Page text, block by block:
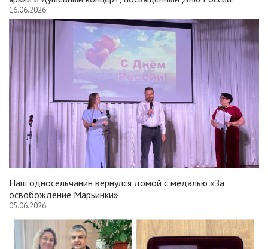
16.06.2026
Наш односельчанин вернулся домой с медалью «За
освобождение Марьинки»
05.06.2026